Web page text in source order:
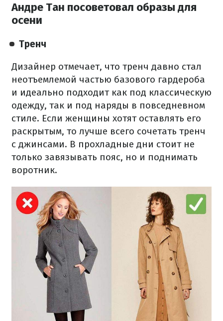
Андре Тан посоветовал образы для
осени
Тренч
Дизайнер отмечает, что тренч давно стал
неотъемлемой частью базового гардероба
и идеально подходит как под классическую
одежду, так и под наряды в повседневном
стиле. Если женщины хотят оставлять его
раскрытым, то лучше всего сочетать тренч
с джинсами. В прохладные дни стоит не
только завязывать пояс, но и поднимать
воротник.